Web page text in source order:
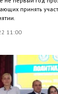
принять
11:00